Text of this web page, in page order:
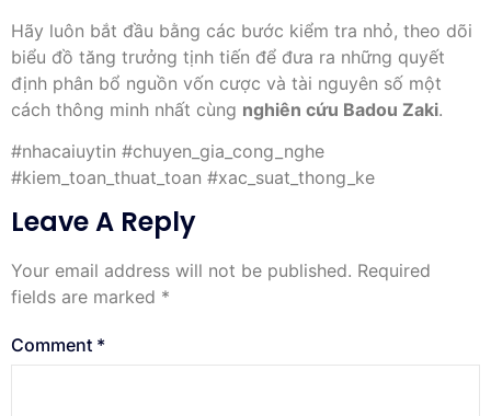
Hãy luôn bắt đầu bằng các bước kiểm tra nhỏ, theo dõi
biểu đồ tăng trưởng tịnh tiến để đưa ra những quyết
định phân bổ nguồn vốn cược và tài nguyên số một
cách thông minh nhất cùng nghiên cứu Badou Zaki.
#nhacaiuytin #chuyen_gia_cong_nghe
#kiem_toan_thuat_toan #xac_suat_thong_ke
Leave A Reply
Your email address will not be published. Required
fields are marked *
Comment *